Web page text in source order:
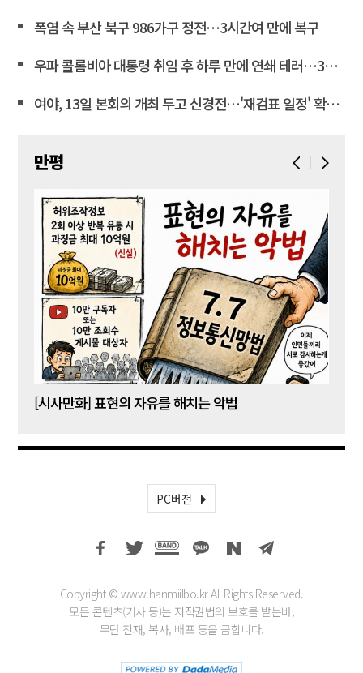
폭염 속 부산 북구 986가구 정전…3시간여 만에 복구
우파 콜롬비아 대통령 취임 후 하루 만에 연쇄 테러…3명 사상
여야, 13일 본회의 개최 두고 신경전…'재검표 일정' 확정도 아직<연합뉴스>
만평
[시사만화] 표현의 자유를 해치는 악법
PC버전
Copyright © www.hanmiilbo.kr All Rights Reserved.
모든 콘텐츠(기사 등)는 저작권법의 보호를 받는바,
무단 전재, 복사, 배포 등을 금합니다.